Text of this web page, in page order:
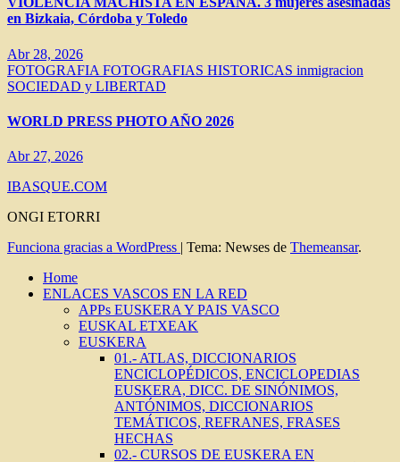
en Bizkaia, Córdoba y Toledo
Abr 28, 2026
FOTOGRAFIA FOTOGRAFIAS HISTORICAS inmigracion
SOCIEDAD y LIBERTAD
WORLD PRESS PHOTO AÑO 2026
Abr 27, 2026
IBASQUE.COM
ONGI ETORRI
Funciona gracias a WordPress | Tema: Newses de Themeansar.
Home
ENLACES VASCOS EN LA RED
APPs EUSKERA Y PAIS VASCO
EUSKAL ETXEAK
EUSKERA
01.- ATLAS, DICCIONARIOS
ENCICLOPÉDICOS, ENCICLOPEDIAS
EUSKERA, DICC. DE SINÓNIMOS,
ANTÓNIMOS, DICCIONARIOS
TEMÁTICOS, REFRANES, FRASES
HECHAS
02.- CURSOS DE EUSKERA EN